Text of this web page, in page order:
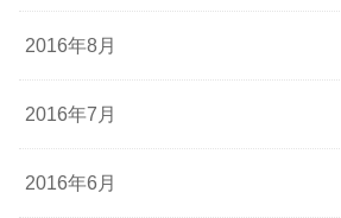
2016年8月
2016年7月
2016年6月